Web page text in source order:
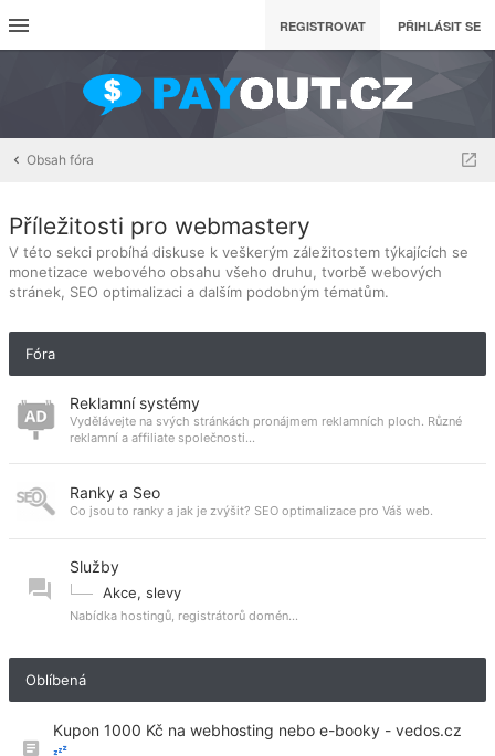
REGISTROVAT PŘIHLÁSIT SE
Obsah fóra
Příležitosti pro webmastery
V této sekci probíhá diskuse k veškerým záležitostem týkajících se
monetizace webového obsahu všeho druhu, tvorbě webových
stránek, SEO optimalizaci a dalším podobným tématům.
Fóra
Reklamní systémy
Vydělávejte na svých stránkách pronájmem reklamních ploch. Různé
reklamní a affiliate společnosti...
Ranky a Seo
Co jsou to ranky a jak je zvýšit? SEO optimalizace pro Váš web.
Služby
Akce, slevy
Nabídka hostingů, registrátorů domén...
Oblíbená
Kupon 1000 Kč na webhosting nebo e-booky - vedos.cz